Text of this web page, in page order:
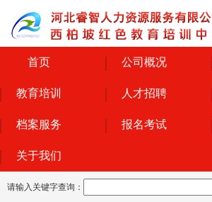
首页 公司概况
教育培训 人才招聘
档案服务 报名考试
关于我们
请输入关键字查询：